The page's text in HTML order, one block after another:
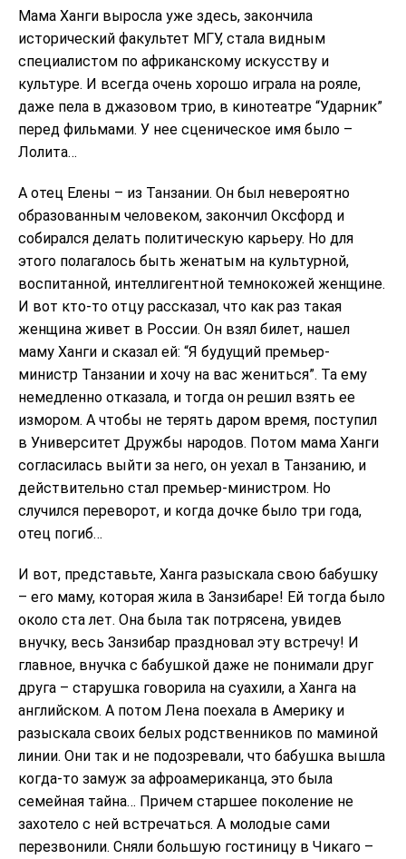
Мама Ханги выросла уже здесь, закончила
исторический факультет МГУ, стала видным
специалистом по африканскому искусству и
культуре. И всегда очень хорошо играла на рояле,
даже пела в джазовом трио, в кинотеатре “Ударник”
перед фильмами. У нее сценическое имя было –
Лолита…
А отец Елены – из Танзании. Он был невероятно
образованным человеком, закончил Оксфорд и
собирался делать политическую карьеру. Но для
этого полагалось быть женатым на культурной,
воспитанной, интеллигентной темнокожей женщине.
И вот кто-то отцу рассказал, что как раз такая
женщина живет в России. Он взял билет, нашел
маму Ханги и сказал ей: “Я будущий премьер-
министр Танзании и хочу на вас жениться”. Та ему
немедленно отказала, и тогда он решил взять ее
измором. А чтобы не терять даром время, поступил
в Университет Дружбы народов. Потом мама Ханги
согласилась выйти за него, он уехал в Танзанию, и
действительно стал премьер-министром. Но
случился переворот, и когда дочке было три года,
отец погиб…
И вот, представьте, Ханга разыскала свою бабушку
– его маму, которая жила в Занзибаре! Ей тогда было
около ста лет. Она была так потрясена, увидев
внучку, весь Занзибар праздновал эту встречу! И
главное, внучка с бабушкой даже не понимали друг
друга – старушка говорила на суахили, а Ханга на
английском. А потом Лена поехала в Америку и
разыскала своих белых родственников по маминой
линии. Они так и не подозревали, что бабушка вышла
когда-то замуж за афроамериканца, это была
семейная тайна… Причем старшее поколение не
захотело с ней встречаться. А молодые сами
перезвонили. Сняли большую гостиницу в Чикаго –